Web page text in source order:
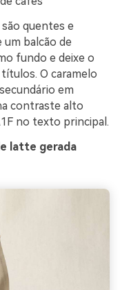
quentes e
balcão de
fundo e deixe o
O caramelo
em
contraste alto
no texto principal.
latte gerada